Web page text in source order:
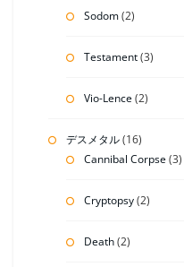
Sodom(2)
Testament(3)
Vio-Lence(2)
デスメタル(16)
Cannibal Corpse(3)
Cryptopsy(2)
Death(2)